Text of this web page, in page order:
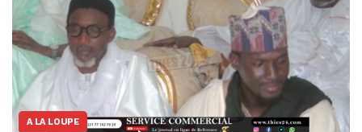
A LA LOUPE